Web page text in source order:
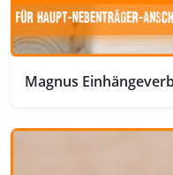
Magnus